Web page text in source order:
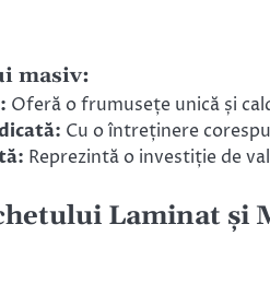
masiv:
Oferă o frumusețe unică și
Cu o întreținere
Reprezintă o investiție de
Laminat și